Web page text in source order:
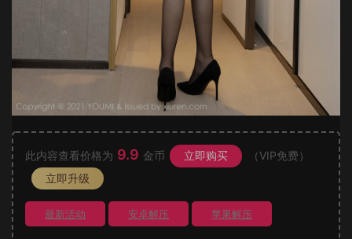
此内容查看价格为 9.9 金币 立即购买
（VIP免费）
立即升级
最新活动 安卓解压 苹果解压